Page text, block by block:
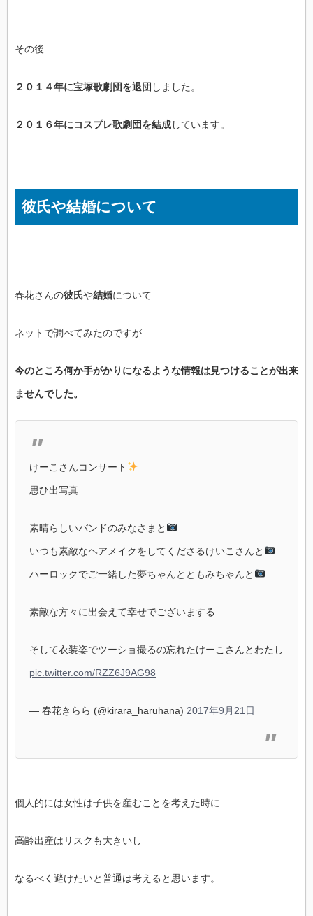
その後
２０１４年に宝塚歌劇団を退団 しました。
２０１６年にコスプレ歌劇団を結成しています。
彼氏や結婚について
春花さんの彼氏や結婚について
ネットで調べてみたのですが
今のところ何か手がかりになるような情報は見つけることが出来
ませんでした。
けーこさんコンサート
思ひ出写真
素晴らしいバンドのみなさまと
いつも素敵なヘアメイクをしてくださるけいこさんと
ハーロックでご一緒した夢ちゃんとともみちゃんと
素敵な方々に出会えて幸せでございまする
そして衣装姿でツーショ撮るの忘れたけーこさんとわたし
pic.twitter.com/RZZ6J9AG98
— 春花きらら (@kirara_haruhana) 2017年9月21日
個人的には女性は子供を産むことを考えた時に
高齢出産はリスクも大きいし
なるべく避けたいと普通は考えると思います。